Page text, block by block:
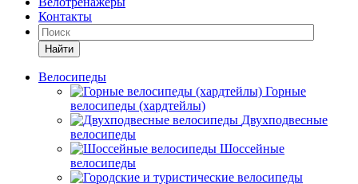
Контакты
Найти
Велосипеды
Горные
велосипеды (хардтейлы)
Двухподвесные
велосипеды
Шоссейные
велосипеды